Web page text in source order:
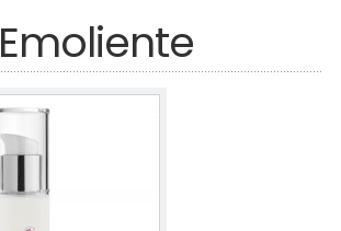
Emoliente